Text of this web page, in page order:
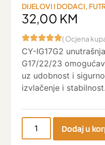
DIJELOVI I DODACI,
32,00 KM
( Ocjena
CY-IG17G2
G17/22/23
uz udobnost i
izvlačenje i stabilnost.
Dodaj u